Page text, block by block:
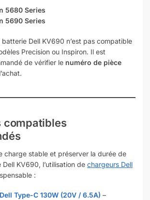
5680 Series
5690 Series
batterie Dell KV690 n’est pas compatible
Precision ou Inspiron. Il est
de vérifier le numéro de pièce
compatibles
charge stable et préserver la durée de
KV690, l’utilisation de chargeurs Dell
:
Type-C 130W (20V / 6.5A) –